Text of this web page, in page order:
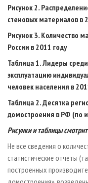
ИНСТРУМЕНТ И
БИБЛИОТЕКА
Рисунок 2.
стеновых материалов в
Рисунок 3. Количество
России в 2011 году
Таблица 1. Лидеры
эксплуатацию
человек населения в
Таблица 2. Десятка
домостроения в РФ (по
Рисунки и таблицы
Не все сведения о
статистические отчеты
построенных